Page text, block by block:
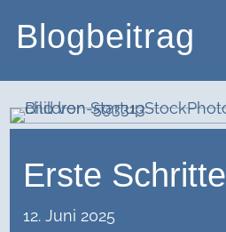
Blogbeitrag
Erste Schritte
12. Juni 2025